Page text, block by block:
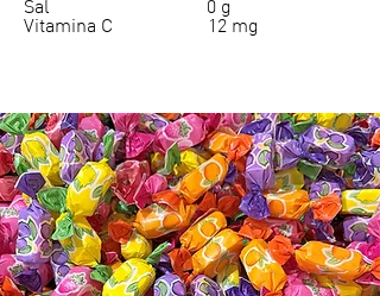
Sal 0 g
Vitamina C 12 mg